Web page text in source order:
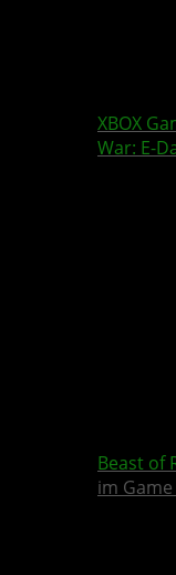
XBOX
War: E-
Beast of
im